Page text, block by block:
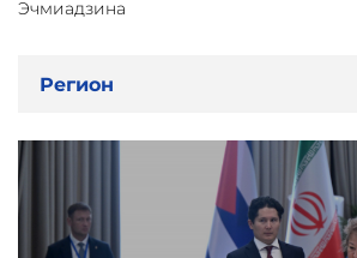
Эчмиадзина
Регион